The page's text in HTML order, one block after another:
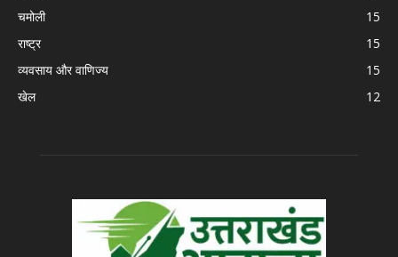
चमोली
15
राष्ट्र
15
व्यवसाय और वाणिज्य
15
खेल
12